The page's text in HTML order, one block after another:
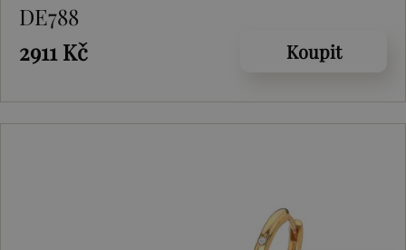
DE788
2911 Kč
Koupit